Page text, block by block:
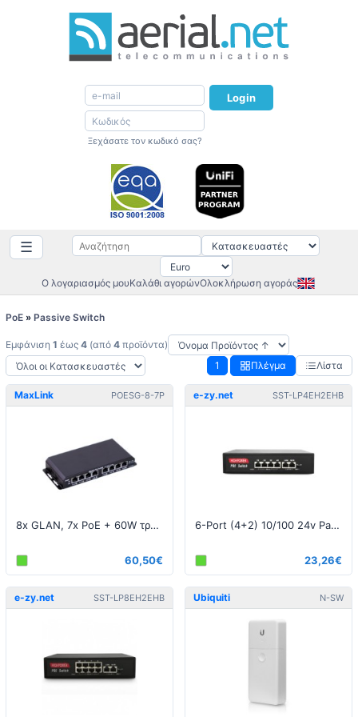
Login
Ξεχάσατε τον κωδικό σας?
☰
Ο λογαριασμός μουΚαλάθι αγορώνΟλοκλήρωση αγοράς
PoE » Passive Switch
Εμφάνιση 1 έως 4 (από 4 προϊόντα)
1
Πλέγμα Λίστα
MaxLink POESG-8-7P
8x GLAN, 7x PoE + 60W τροφοδοτικό 24V 2.5A
60,50€
e-zy.net SST-LP4EH2EHB
6-Port (4+2) 10/100 24v Passive PoE switch, 75W
23,26€
e-zy.net SST-LP8EH2EHB Ubiquiti N-SW